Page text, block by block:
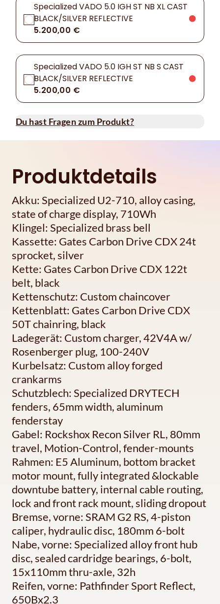
Specialized VADO 5.0 IGH ST NB XL CAST
BLACK/SILVER REFLECTIVE
5.200,00 €
Specialized VADO 5.0 IGH ST NB S CAST
BLACK/SILVER REFLECTIVE
5.200,00 €
Du hast Fragen zum Produkt?
Produktdetails
Akku: Specialized U2-710, alloy casing,
state of charge display, 710Wh
Klingel: Specialized brass bell
Kassette: Gates Carbon Drive CDX 24t
sprocket, silver
Kette: Gates Carbon Drive CDX 122t
belt, black
Kettenschutz: Custom chaincover
Kettenblatt: Gates Carbon Drive CDX
50T chainring, black
Ladegerät: Custom charger, 42V4A w/
Rosenberger plug, 100-240V
Kurbelsatz: Custom alloy forged
crankarms
Schutzblech: Specialized DRYTECH
fenders, 65mm width, aluminum
fenderstay
Gabel: Rockshox Recon Silver RL, 80mm
travel, Motion-Control, fender-mounts
Rahmen: E5 Aluminum, bottom bracket
motor mount, fully integrated &lockable
downtube battery, internal cable routing,
lock and front rack mount, sliding dropout
Bremse, vorne: SRAM G2 RS, 4-piston
caliper, hydraulic disc, 180mm 6-bolt
Nabe, vorne: Specialized alloy front hub
disc, sealed cardridge bearings, 6-bolt,
15x110mm thru-axle, 32h
Reifen, vorne: Pathfinder Sport Reflect,
650Bx2.3